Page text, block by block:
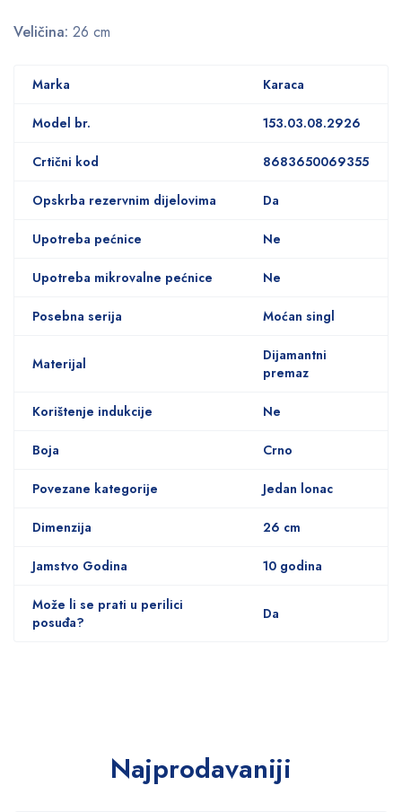
Veličina: 26 cm
Marka Karaca
Model br. 153.03.08.2926
Crtični kod 8683650069355
Opskrba rezervnim dijelovima Da
Upotreba pećnice Ne
Upotreba mikrovalne pećnice Ne
Posebna serija Moćan singl
Materijal
Dijamantni
premaz
Korištenje indukcije Ne
Boja Crno
Povezane kategorije Jedan lonac
Dimenzija 26 cm
Jamstvo Godina 10 godina
Može li se prati u perilici
posuđa?
Da
Najprodavaniji